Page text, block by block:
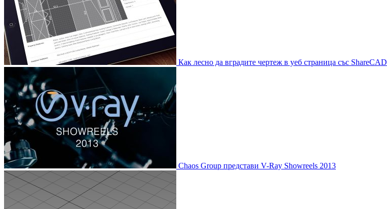
Как лесно да вградите чертеж в уеб страница със ShareCAD
Chaos Group представи V-Ray Showreels 2013